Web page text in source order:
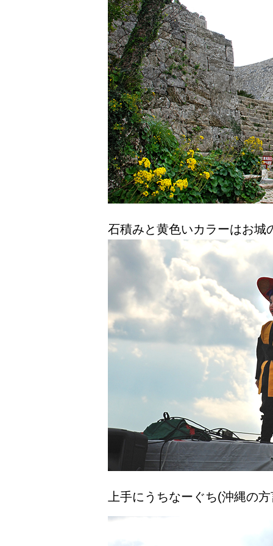
石積みと黄色いカラーはお城
上手にうちなーぐち(沖縄の